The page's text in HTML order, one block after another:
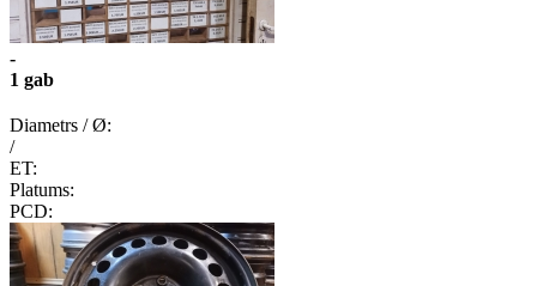
-
1 gab
Diametrs / Ø:
/
ET:
Platums:
PCD: